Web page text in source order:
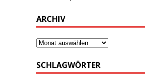
ARCHIV
SCHLAGWÖRTER